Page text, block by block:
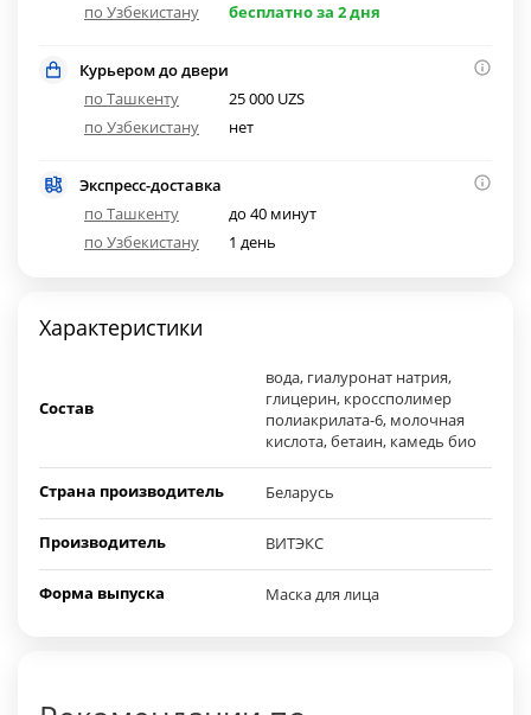
по Узбекистану
бесплатно за 2 дня
Курьером до двери
по Ташкенту
25 000 UZS
по Узбекистану
нет
Экспресс-доставка
по Ташкенту
до 40 минут
по Узбекистану
1 день
Характеристики
Состав
вода, гиалуронат натрия,
глицерин, кроссполимер
полиакрилата-6, молочная
кислота, бетаин, камедь био
Страна производитель Беларусь
Производитель ВИТЭКС
Форма выпуска Маска для лица